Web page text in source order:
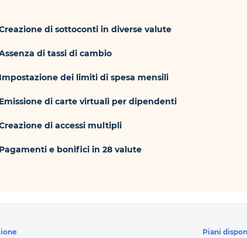
di sottoconti in diverse valute
di tassi di cambio
Impostazione dei limiti di spesa mensili
Emissione di carte virtuali per dipendenti
di accessi multipli
Pagamenti e bonifici in 28 valute
Piani